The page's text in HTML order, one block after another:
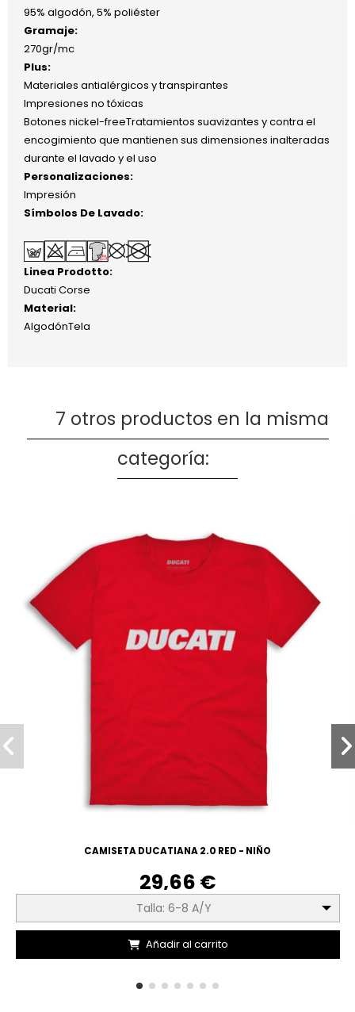
95% algodón, 5% poliéster
Gramaje:
270gr/mc
Plus:
Materiales antialérgicos y transpirantes
Impresiones no tóxicas
Botones nickel-freeTratamientos suavizantes y contra el
encogimiento que mantienen sus dimensiones inalteradas
durante el lavado y el uso
Personalizaciones:
Impresión
Símbolos De Lavado:
Linea Prodotto:
Ducati Corse
Material:
AlgodónTela
7 otros productos en la misma
categoría:
CAMISETA DUCATIANA 2.0 RED - NIÑO
29,66 €
Talla: 6-8 A/Y
Añadir al carrito